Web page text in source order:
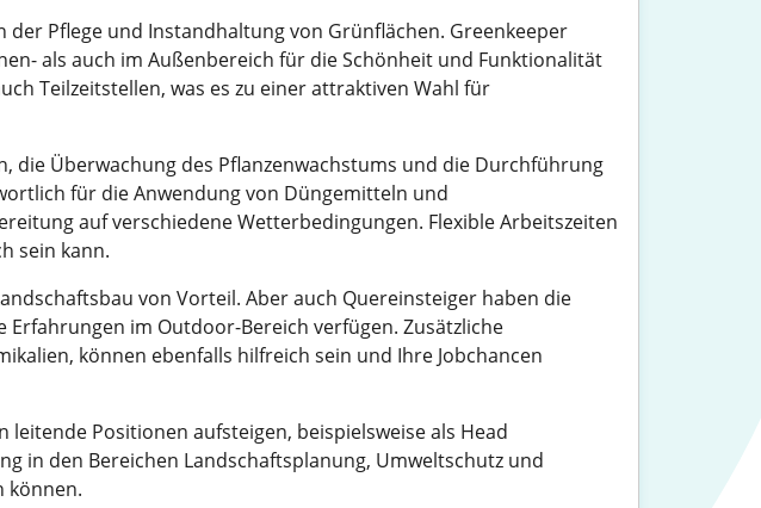
Pflege und Instandhaltung von Grünflächen. Greenkeeper
als auch im Außenbereich für die Schönheit und Funktionalität
Teilzeitstellen, was es zu einer attraktiven Wahl für
die Überwachung des Pflanzenwachstums und die Durchführung
für die Anwendung von Düngemitteln und
auf verschiedene Wetterbedingungen. Flexible Arbeitszeiten
sein kann.
von Vorteil. Aber auch Quereinsteiger haben die
Erfahrungen im Outdoor-Bereich verfügen. Zusätzliche
können ebenfalls hilfreich sein und Ihre Jobchancen
Positionen aufsteigen, beispielsweise als Head
in den Bereichen Landschaftsplanung, Umweltschutz und
können.